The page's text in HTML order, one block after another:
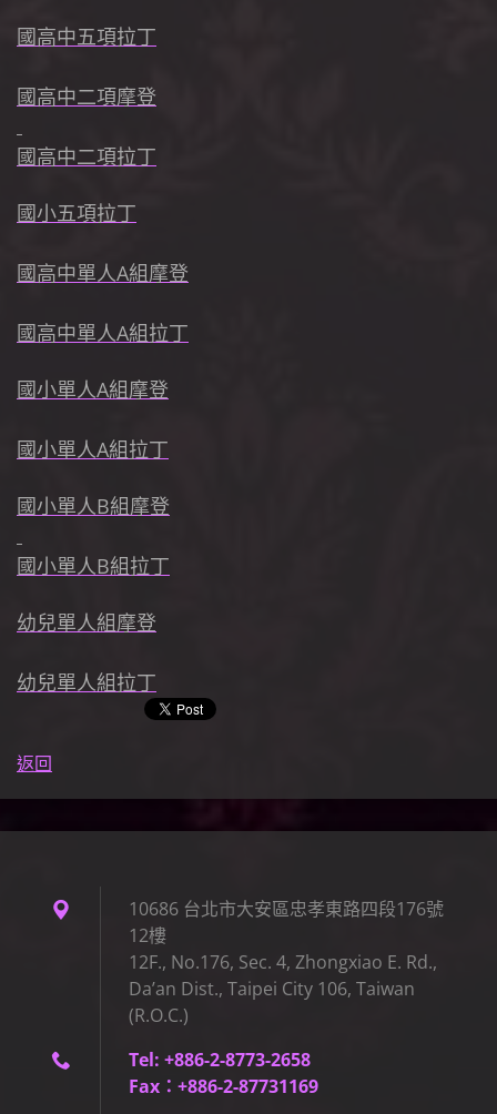
國高中五項拉丁
國高中二項摩登
國高中二項拉丁
國小五項拉丁
國高中單人A組摩登
國高中單人A組拉丁
國小單人A組摩登
國小單人A組拉丁
國小單人B組摩登
國小單人B組拉丁
幼兒單人組摩登
幼兒單人組拉丁
返回
10686 台北市大安區忠孝東路四段176號
12樓
12F., No.176, Sec. 4, Zhongxiao E. Rd.,
Da’an Dist., Taipei City 106, Taiwan
(R.O.C.)
Tel: +886-2-8773-2658
Fax：+886-2-87731169